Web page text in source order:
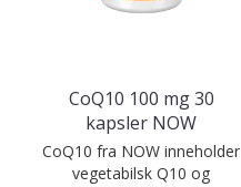
CoQ10 100 mg 30
kapsler NOW
CoQ10 fra NOW inneholder
vegetabilsk Q10 og